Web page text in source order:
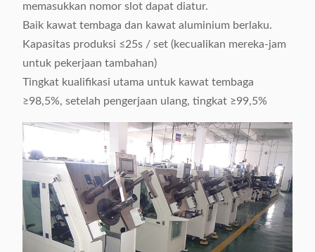
memasukkan nomor slot dapat diatur.
Baik kawat tembaga dan kawat aluminium berlaku.
Kapasitas produksi ≤25s / set (kecualikan mereka-jam
untuk pekerjaan tambahan)
Tingkat kualifikasi utama untuk kawat tembaga
≥98,5%, setelah pengerjaan ulang, tingkat ≥99,5%